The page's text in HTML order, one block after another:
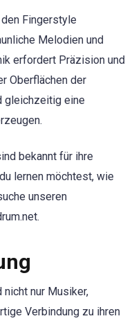
Fingerstyle
Melodien und
erfordert Präzision und
Oberflächen der
gleichzeitig eine
bekannt für ihre
lernen möchtest, wie
unseren
nur Musiker,
Verbindung zu ihren